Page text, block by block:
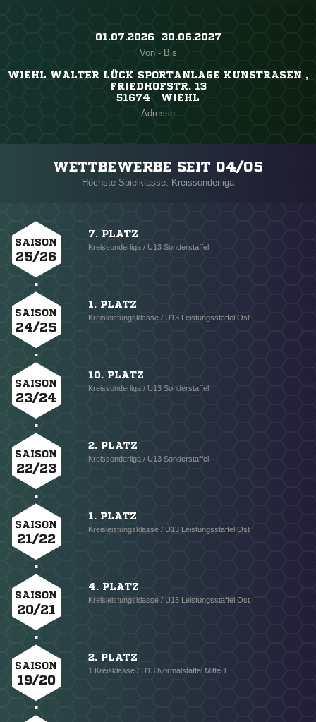
01.07.2026 ​ 30.06.2027
Von - Bis
WIEHL WALTER LÜCK SPORTANLAGE KUNSTRASEN ,
FRIEDHOFSTR. 13
51674 WIEHL
Adresse
WETTBEWERBE SEIT 04/05
Höchste Spielklasse: Kreissonderliga
SAISON
25/26
7. PLATZ
Kreissonderliga / U13 Sonderstaffel
SAISON
24/25
1. PLATZ
Kreisleistungsklasse / U13 Leistungsstaffel Ost
SAISON
23/24
10. PLATZ
Kreissonderliga / U13 Sonderstaffel
SAISON
22/23
2. PLATZ
Kreissonderliga / U13 Sonderstaffel
SAISON
21/22
1. PLATZ
Kreisleistungsklasse / U13 Leistungsstaffel Ost
SAISON
20/21
4. PLATZ
Kreisleistungsklasse / U13 Leistungsstaffel Ost
SAISON
19/20
2. PLATZ
1.Kreisklasse / U13 Normalstaffel Mitte 1